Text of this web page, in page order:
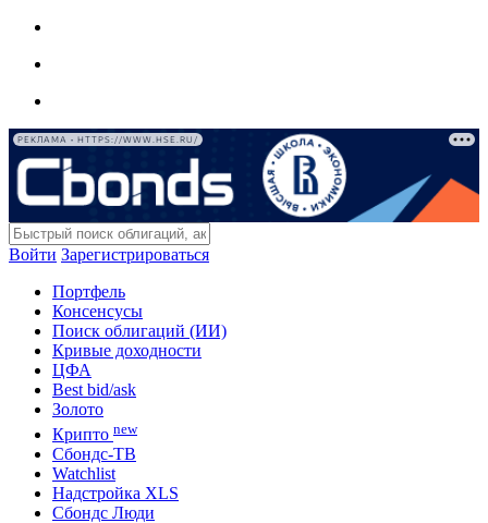
РЕКЛАМА • HTTPS://WWW.HSE.RU/
Войти Зарегистрироваться
Портфель
Консенсусы
Поиск облигаций (ИИ)
Кривые доходности
ЦФА
Best bid/ask
Золото
Крипто new
Сбондс-ТВ
Watchlist
Надстройка XLS
Сбондс Люди